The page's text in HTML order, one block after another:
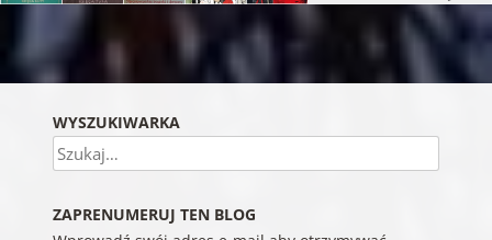
Nawigacja wpisu
WYSZUKIWARKA
Szukaj
ZAPRENUMERUJ TEN BLOG